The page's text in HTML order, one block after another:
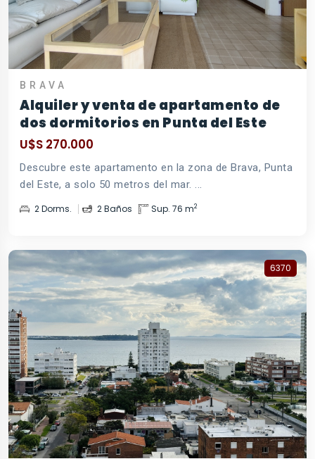
BRAVA
Alquiler y venta de apartamento de
dos dormitorios en Punta del Este
U$S 270.000
Descubre este apartamento en la zona de Brava, Punta
del Este, a solo 50 metros del mar. ...
2 Dorms. 2 Baños Sup. 76 m2
6370